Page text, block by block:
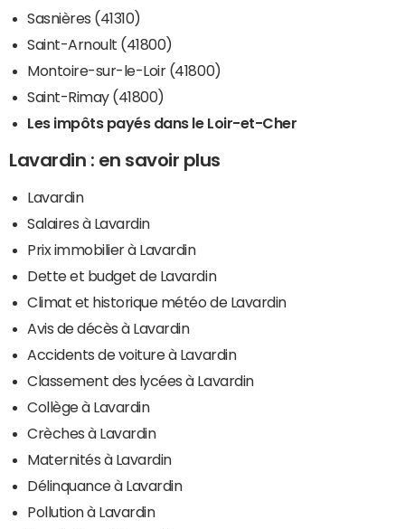
Sasnières (41310)
Saint-Arnoult (41800)
Montoire-sur-le-Loir (41800)
Saint-Rimay (41800)
Les impôts payés dans le Loir-et-Cher
Lavardin : en savoir plus
Lavardin
Salaires à Lavardin
Prix immobilier à Lavardin
Dette et budget de Lavardin
Climat et historique météo de Lavardin
Avis de décès à Lavardin
Accidents de voiture à Lavardin
Classement des lycées à Lavardin
Collège à Lavardin
Crèches à Lavardin
Maternités à Lavardin
Délinquance à Lavardin
Pollution à Lavardin